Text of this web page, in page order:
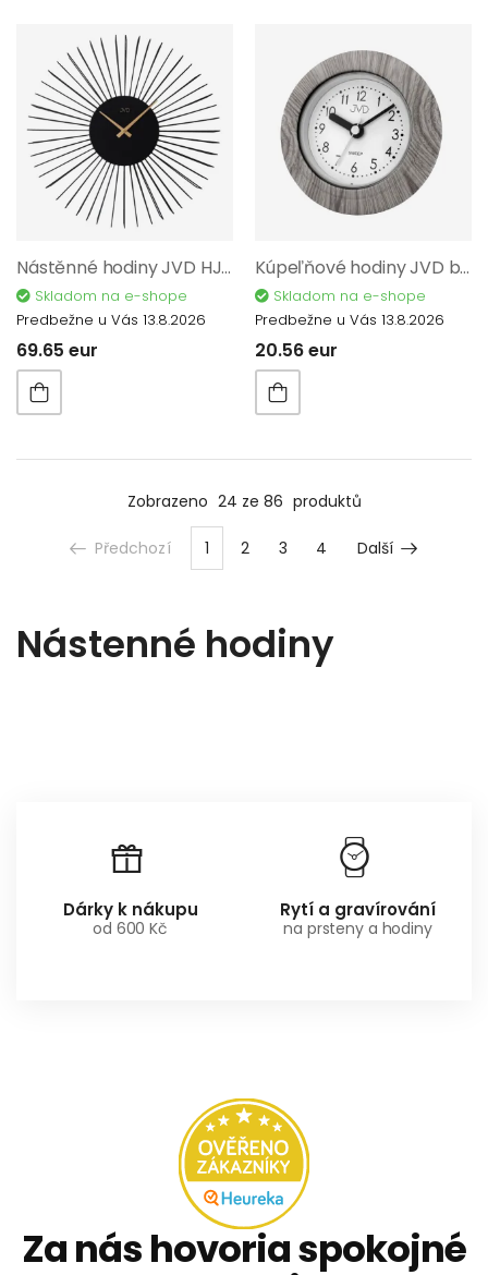
Nástěnné hodiny JVD HJ104
Skladom na e-shope
Predbežne u Vás 13.8.2026
69.65 eur
Kúpeľňové hodiny JVD basic SH33.4
Skladom na e-shope
Predbežne u Vás 13.8.2026
20.56 eur
Zobrazeno 24 ze 86 produktů
Předchozí 1 2 3 4 Další
Nástenné hodiny
Dárky k nákupu
od 600 Kč
Rytí a gravírování
na prsteny a hodiny
Za nás hovoria spokojné